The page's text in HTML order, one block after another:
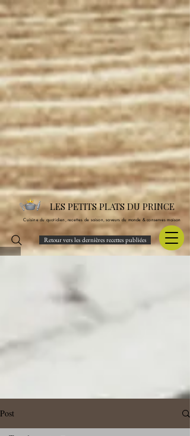
LES PETITS PLATS DU PRINCE
Cuisine du quotidien, recettes de saison, saveurs du monde & conserves maison
Retour vers les dernières recettes publiées
Post